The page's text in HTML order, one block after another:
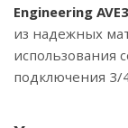
Engineering
из надежных
использования
подключения 3/